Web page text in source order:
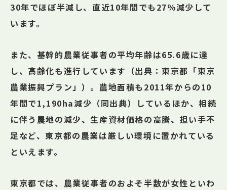
30年でほぼ半減し、直近10年間でも27％減少して
います。
また、基幹的農業従事者の平均年齢は65.6歳に達
し、高齢化も進行しています（出典：東京都「東京
農業振興プラン」）。農地面積も2011年からの10
年間で1,190ha減少（同出典）しているほか、相続
に伴う農地の減少、生産資材価格の高騰、担い手不
足など、東京都の農業は厳しい環境に置かれている
といえます。
東京都では、農業従事者のおよそ半数が女性といわ